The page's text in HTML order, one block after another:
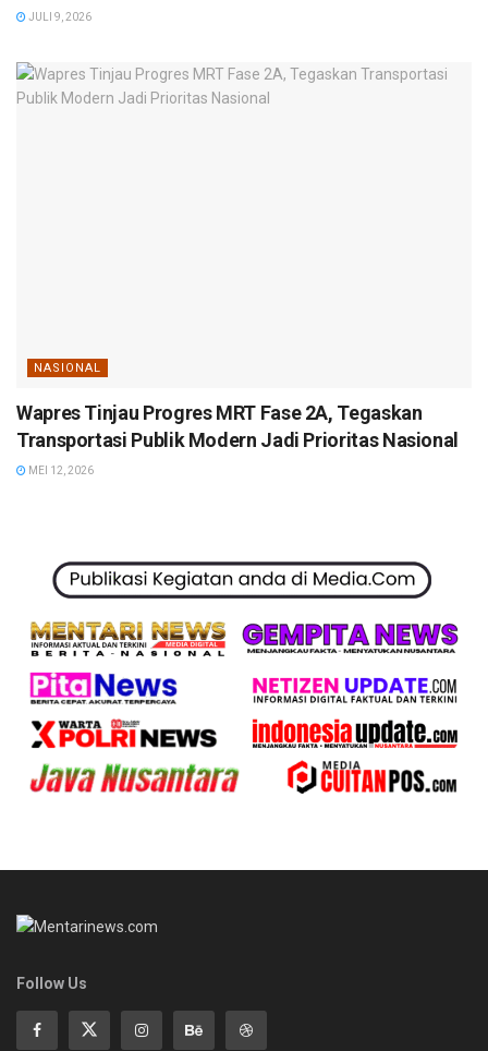
JULI 9, 2026
NASIONAL
Wapres Tinjau Progres MRT Fase 2A, Tegaskan
Transportasi Publik Modern Jadi Prioritas Nasional
MEI 12, 2026
Follow Us